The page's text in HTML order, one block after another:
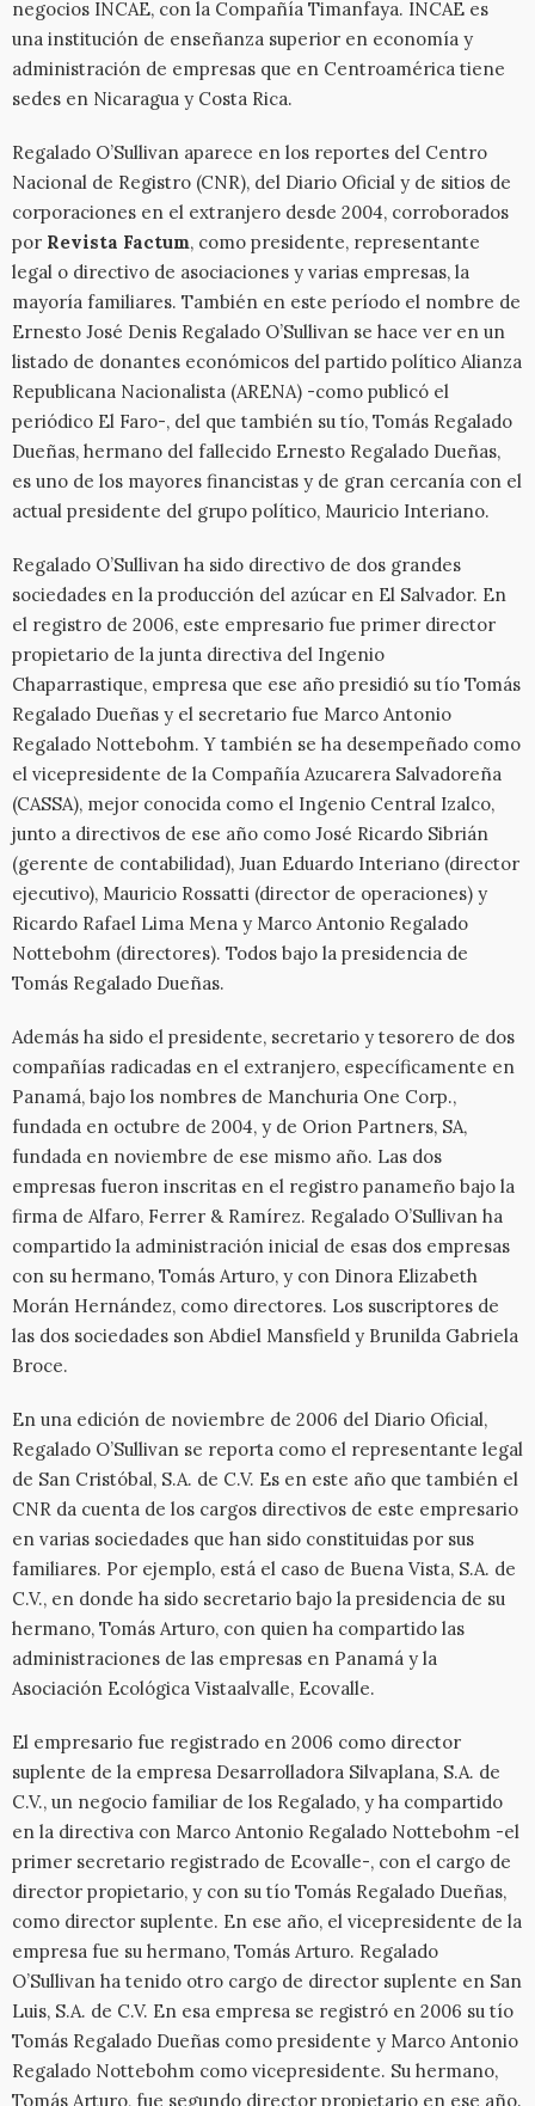
negocios INCAE, con la Compañía Timanfaya. INCAE es
una institución de enseñanza superior en economía y
administración de empresas que en Centroamérica tiene
sedes en Nicaragua y Costa Rica.
Regalado O’Sullivan aparece en los reportes del Centro
Nacional de Registro (CNR), del Diario Oficial y de sitios de
corporaciones en el extranjero desde 2004, corroborados
por Revista Factum, como presidente, representante
legal o directivo de asociaciones y varias empresas, la
mayoría familiares. También en este período el nombre de
Ernesto José Denis Regalado O’Sullivan se hace ver en un
listado de donantes económicos del partido político Alianza
Republicana Nacionalista (ARENA) -como publicó el
periódico El Faro-, del que también su tío, Tomás Regalado
Dueñas, hermano del fallecido Ernesto Regalado Dueñas,
es uno de los mayores financistas y de gran cercanía con el
actual presidente del grupo político, Mauricio Interiano.
Regalado O’Sullivan ha sido directivo de dos grandes
sociedades en la producción del azúcar en El Salvador. En
el registro de 2006, este empresario fue primer director
propietario de la junta directiva del Ingenio
Chaparrastique, empresa que ese año presidió su tío Tomás
Regalado Dueñas y el secretario fue Marco Antonio
Regalado Nottebohm. Y también se ha desempeñado como
el vicepresidente de la Compañía Azucarera Salvadoreña
(CASSA), mejor conocida como el Ingenio Central Izalco,
junto a directivos de ese año como José Ricardo Sibrián
(gerente de contabilidad), Juan Eduardo Interiano (director
ejecutivo), Mauricio Rossatti (director de operaciones) y
Ricardo Rafael Lima Mena y Marco Antonio Regalado
Nottebohm (directores). Todos bajo la presidencia de
Tomás Regalado Dueñas.
Además ha sido el presidente, secretario y tesorero de dos
compañías radicadas en el extranjero, específicamente en
Panamá, bajo los nombres de Manchuria One Corp.,
fundada en octubre de 2004, y de Orion Partners, SA,
fundada en noviembre de ese mismo año. Las dos
empresas fueron inscritas en el registro panameño bajo la
firma de Alfaro, Ferrer & Ramírez. Regalado O’Sullivan ha
compartido la administración inicial de esas dos empresas
con su hermano, Tomás Arturo, y con Dinora Elizabeth
Morán Hernández, como directores. Los suscriptores de
las dos sociedades son Abdiel Mansfield y Brunilda Gabriela
Broce.
En una edición de noviembre de 2006 del Diario Oficial,
Regalado O’Sullivan se reporta como el representante legal
de San Cristóbal, S.A. de C.V. Es en este año que también el
CNR da cuenta de los cargos directivos de este empresario
en varias sociedades que han sido constituidas por sus
familiares. Por ejemplo, está el caso de Buena Vista, S.A. de
C.V., en donde ha sido secretario bajo la presidencia de su
hermano, Tomás Arturo, con quien ha compartido las
administraciones de las empresas en Panamá y la
Asociación Ecológica Vistaalvalle, Ecovalle.
El empresario fue registrado en 2006 como director
suplente de la empresa Desarrolladora Silvaplana, S.A. de
C.V., un negocio familiar de los Regalado, y ha compartido
en la directiva con Marco Antonio Regalado Nottebohm -el
primer secretario registrado de Ecovalle-, con el cargo de
director propietario, y con su tío Tomás Regalado Dueñas,
como director suplente. En ese año, el vicepresidente de la
empresa fue su hermano, Tomás Arturo. Regalado
O’Sullivan ha tenido otro cargo de director suplente en San
Luis, S.A. de C.V. En esa empresa se registró en 2006 su tío
Tomás Regalado Dueñas como presidente y Marco Antonio
Regalado Nottebohm como vicepresidente. Su hermano,
Tomás Arturo, fue segundo director propietario en ese año.